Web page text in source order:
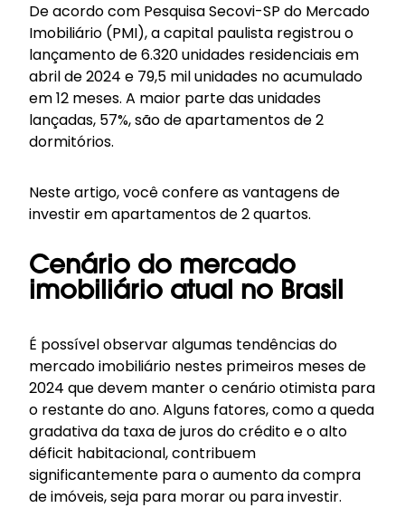
De acordo com Pesquisa Secovi-SP do Mercado
Imobiliário (PMI), a capital paulista registrou o
lançamento de 6.320 unidades residenciais em
abril de 2024 e 79,5 mil unidades no acumulado
em 12 meses. A maior parte das unidades
lançadas, 57%, são de apartamentos de 2
dormitórios.
Neste artigo, você confere as vantagens de
investir em apartamentos de 2 quartos.
Cenário do mercado
imobiliário atual no Brasil
É possível observar algumas tendências do
mercado imobiliário nestes primeiros meses de
2024 que devem manter o cenário otimista para
o restante do ano. Alguns fatores, como a queda
gradativa da taxa de juros do crédito e o alto
déficit habitacional, contribuem
significantemente para o aumento da compra
de imóveis, seja para morar ou para investir.